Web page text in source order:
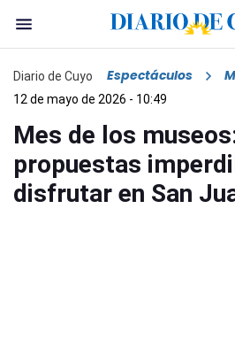
Diario de Cuyo Espectáculos
12 de mayo de 2026 - 10:49
Mes de los
propuestas
disfrutar en San